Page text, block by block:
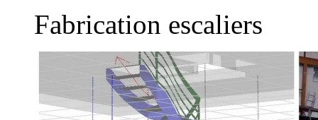
Fabrication escaliers